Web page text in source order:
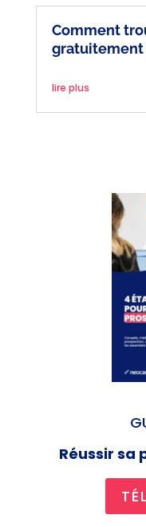
Comment
gratuitement
lire plus
Réussir sa